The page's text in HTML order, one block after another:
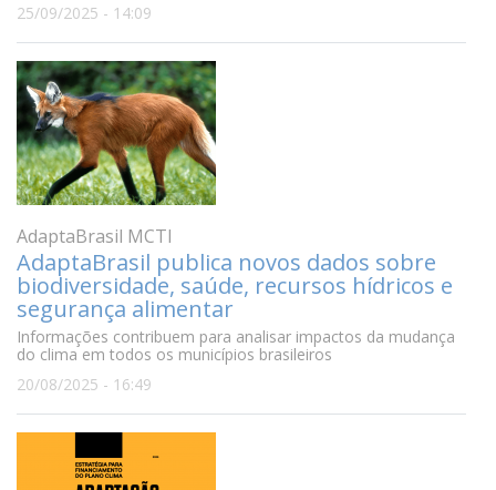
25/09/2025 - 14:09
AdaptaBrasil MCTI
AdaptaBrasil publica novos dados sobre
biodiversidade, saúde, recursos hídricos e
segurança alimentar
Informações contribuem para analisar impactos da mudança
do clima em todos os municípios brasileiros
20/08/2025 - 16:49